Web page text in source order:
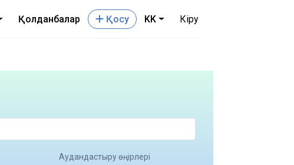
Қолданбалар Қосу KK Кіру
Аудандастыру өңірлері